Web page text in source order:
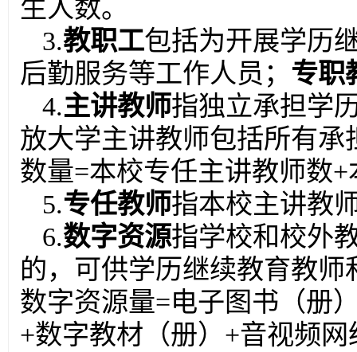
生人数。
3.教职工包括为开展学历
后勤服务等工作人员； 专职
4.主讲教师指独立承担学
放大学主讲教师包括所有
数量=本校专任主讲教师数
5.专任教师指本校主讲教
6.数字资源指学校和校外
的，可供学历继续教育教
数字资源量=电子图书（册
+数字教材（册）+音视频